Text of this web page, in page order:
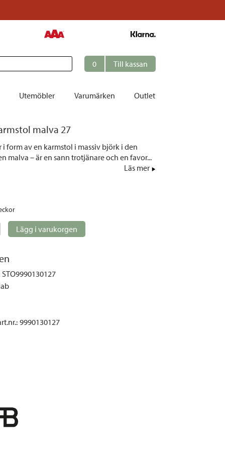
0 Till kassan
Utemöbler
soffgrupper
Varumärken Outlet
malva 27
i form av en karmstol i massiv björk i den
malva – är en sann trotjänare och en favor...
Läs mer
Lägg i varukorgen
STO9990130127
: 9990130127